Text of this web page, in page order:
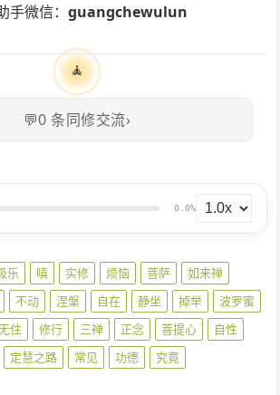
手微信： guangchewulun
🧘
💬0 条同修交流›
0.0%
乐 嗔 实修 烦恼 菩萨
如来禅
不动 涅槃 自在 静坐 掉举
波罗蜜
住 修行 三禅 正念 菩提心
自性
定慧之路 常见 功德 究竟